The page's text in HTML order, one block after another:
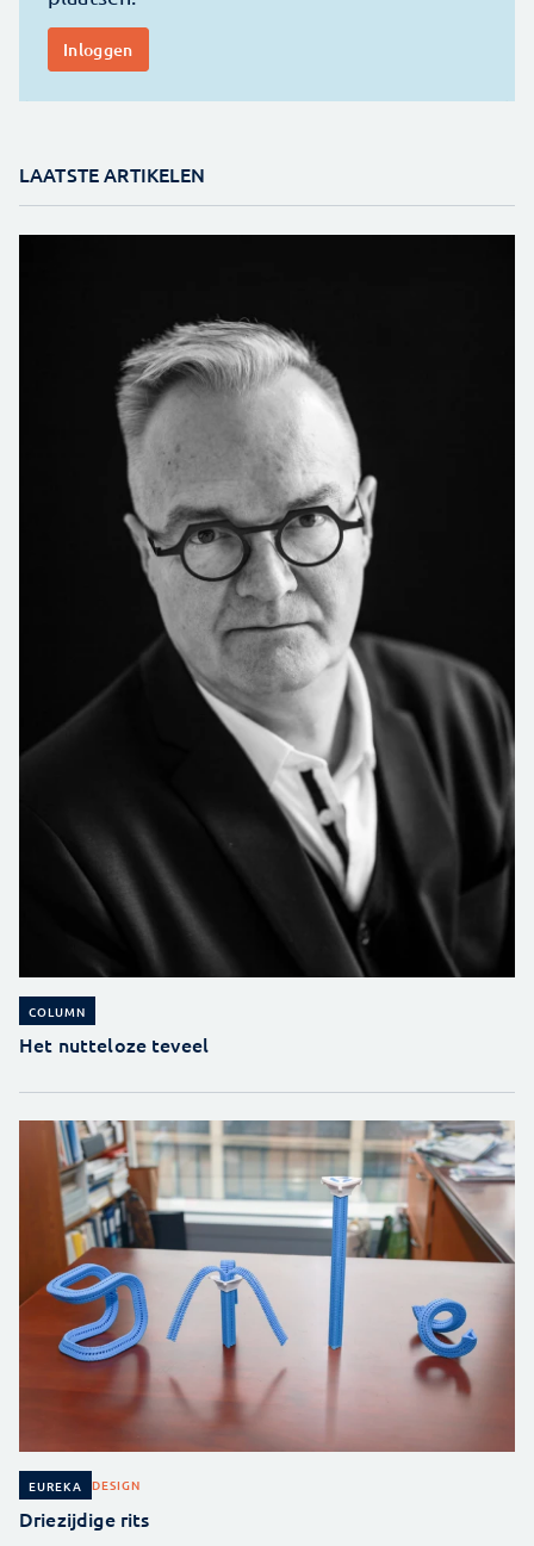
LAATSTE ARTIKELEN
COLUMN
Het nutteloze teveel
EUREKA DESIGN
Driezijdige rits